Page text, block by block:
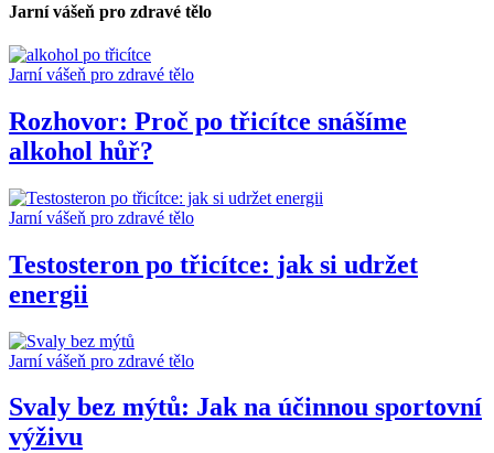
Jarní vášeň pro zdravé tělo
Jarní vášeň pro zdravé tělo
Rozhovor: Proč po třicítce snášíme
alkohol hůř?
Jarní vášeň pro zdravé tělo
Testosteron po třicítce: jak si udržet
energii
Jarní vášeň pro zdravé tělo
Svaly bez mýtů: Jak na účinnou sportovní
výživu